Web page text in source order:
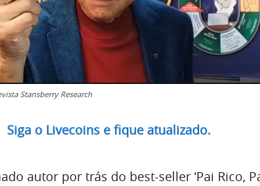
Stansberry Research
Siga o Livecoins e fique atualizado.
autor por trás do best-seller ‘Pai Rico,